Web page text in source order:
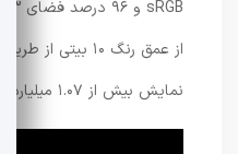
نمایش بیش از ۱.۰۷ میلیارد رنگ را فراهم می‌کند.